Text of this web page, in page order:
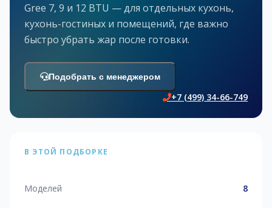
Gree 7, 9 и 12 BTU — для отдельных кухонь,
кухонь-гостиных и помещений, где важно
быстро убрать жар после готовки.
Подобрать с менеджером
+7 (499) 34-66-749
В ЭТОЙ ПОДБОРКЕ
Моделей 8